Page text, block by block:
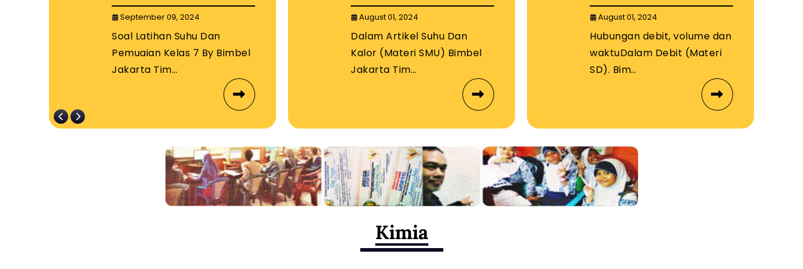
By Bimbel
Jakarta Timur
September 09, 2024
Soal Latihan Suhu Dan
Pemuaian Kelas 7 By Bimbel
Jakarta Tim…
Timur
August 01, 2024
Dalam Artikel Suhu Dan
Kalor (Materi SMU) Bimbel
Jakarta Tim…
August 01, 2024
Hubungan debit, volume dan
waktuDalam Debit (Materi
SD). Bim…
Kimia